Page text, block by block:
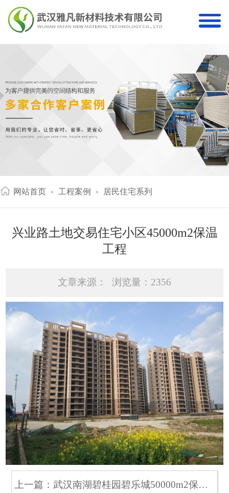
网站首页 工程案例 居民住宅系列
兴业路土地交易住宅小区45000m2保温
工程
文章来源： 浏览量：2356
上一篇：武汉南湖碧桂园碧乐城50000m2保温工程